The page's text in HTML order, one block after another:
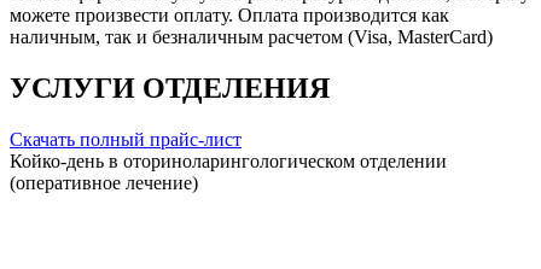
можете произвести оплату. Оплата производится как
наличным, так и безналичным расчетом (Visa, MasterCard)
УСЛУГИ ОТДЕЛЕНИЯ
Скачать полный прайс-лист
Койко-день в оториноларингологическом отделении
(оперативное лечение)